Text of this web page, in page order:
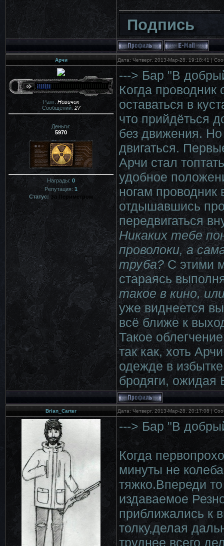
Подпись
Арчи Дата: Четверг, 2013-Мар-28, 19:18:41 |
Ранг:Новичок
Сообщений: 27
Деньги:
5970
Награды:0
Репутация: 1
Статус:За Периметром
---> Бар "В
Когда проводник
оставаться в
что прийдёться
без движения.
двигаться.
Арчи стал
удобное
ногам
отдышавшись
передвигаться
Никаких тебе
проволоки, а
труба?С этими
стараясь
такое в кино,
уже виднеется
всё ближе к
Такое
так как, хоть
одежде в
бродяги, ожидая
Brian_Carter Дата: Четверг, 2013-Мар-28, 20:17:08 |
---> Бар "В
Когда
минуты не
тяжко.Впереди
издаваемое
приближались к
толку,делая
труднее всего